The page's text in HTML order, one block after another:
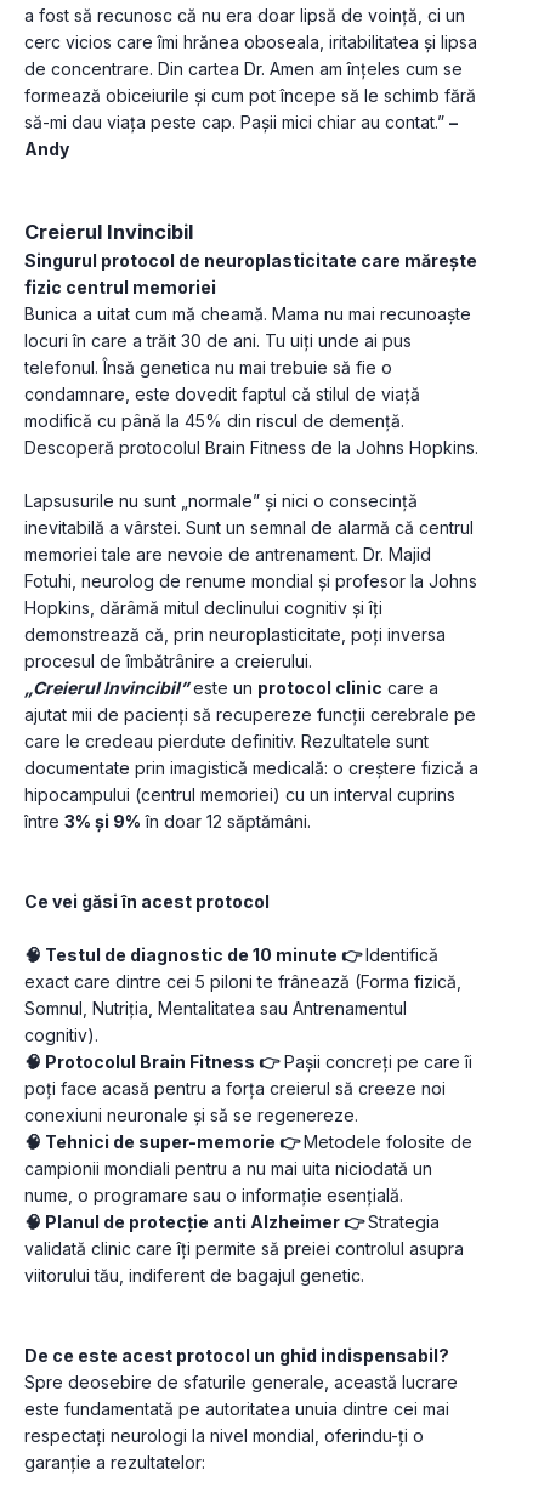
a fost să recunosc că nu era doar lipsă de voință, ci un
cerc vicios care îmi hrănea oboseala, iritabilitatea și lipsa
de concentrare. Din cartea Dr. Amen am înțeles cum se
formează obiceiurile și cum pot începe să le schimb fără
să-mi dau viața peste cap. Pașii mici chiar au contat.” –
Andy
Creierul Invincibil
Singurul protocol de neuroplasticitate care mărește
fizic centrul memoriei
Bunica a uitat cum mă cheamă. Mama nu mai recunoaște
locuri în care a trăit 30 de ani. Tu uiți unde ai pus
telefonul. Însă genetica nu mai trebuie să fie o
condamnare, este dovedit faptul că stilul de viață
modifică cu până la 45% din riscul de demență.
Descoperă protocolul Brain Fitness de la Johns Hopkins.
Lapsusurile nu sunt „normale” și nici o consecință
inevitabilă a vârstei. Sunt un semnal de alarmă că centrul
memoriei tale are nevoie de antrenament. Dr. Majid
Fotuhi, neurolog de renume mondial și profesor la Johns
Hopkins, dărâmă mitul declinului cognitiv și îți
demonstrează că, prin neuroplasticitate, poți inversa
procesul de îmbătrânire a creierului.
„Creierul Invincibil” este un protocol clinic care a
ajutat mii de pacienți să recupereze funcții cerebrale pe
care le credeau pierdute definitiv. Rezultatele sunt
documentate prin imagistică medicală: o creștere fizică a
hipocampului (centrul memoriei) cu un interval cuprins
între 3% și 9% în doar 12 săptămâni.
Ce vei găsi în acest protocol
🧠 Testul de diagnostic de 10 minute 👉 Identifică
exact care dintre cei 5 piloni te frânează (Forma fizică,
Somnul, Nutriția, Mentalitatea sau Antrenamentul
cognitiv).
🧠 Protocolul Brain Fitness 👉 Pașii concreți pe care îi
poți face acasă pentru a forța creierul să creeze noi
conexiuni neuronale și să se regenereze.
🧠 Tehnici de super-memorie 👉 Metodele folosite de
campionii mondiali pentru a nu mai uita niciodată un
nume, o programare sau o informație esențială.
🧠 Planul de protecție anti Alzheimer 👉 Strategia
validată clinic care îți permite să preiei controlul asupra
viitorului tău, indiferent de bagajul genetic.
De ce este acest protocol un ghid indispensabil?
Spre deosebire de sfaturile generale, această lucrare
este fundamentată pe autoritatea unuia dintre cei mai
respectați neurologi la nivel mondial, oferindu-ți o
garanție a rezultatelor: